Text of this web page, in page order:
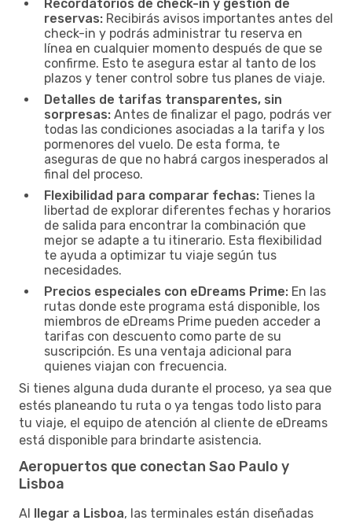
Recordatorios de check-in y gestión de
reservas: Recibirás avisos importantes antes del
check-in y podrás administrar tu reserva en
línea en cualquier momento después de que se
confirme. Esto te asegura estar al tanto de los
plazos y tener control sobre tus planes de viaje.
Detalles de tarifas transparentes, sin
sorpresas: Antes de finalizar el pago, podrás ver
todas las condiciones asociadas a la tarifa y los
pormenores del vuelo. De esta forma, te
aseguras de que no habrá cargos inesperados al
final del proceso.
Flexibilidad para comparar fechas: Tienes la
libertad de explorar diferentes fechas y horarios
de salida para encontrar la combinación que
mejor se adapte a tu itinerario. Esta flexibilidad
te ayuda a optimizar tu viaje según tus
necesidades.
Precios especiales con eDreams Prime: En las
rutas donde este programa está disponible, los
miembros de eDreams Prime pueden acceder a
tarifas con descuento como parte de su
suscripción. Es una ventaja adicional para
quienes viajan con frecuencia.
Si tienes alguna duda durante el proceso, ya sea que
estés planeando tu ruta o ya tengas todo listo para
tu viaje, el equipo de atención al cliente de eDreams
está disponible para brindarte asistencia.
Aeropuertos que conectan Sao Paulo y
Lisboa
Al llegar a Lisboa, las terminales están diseñadas